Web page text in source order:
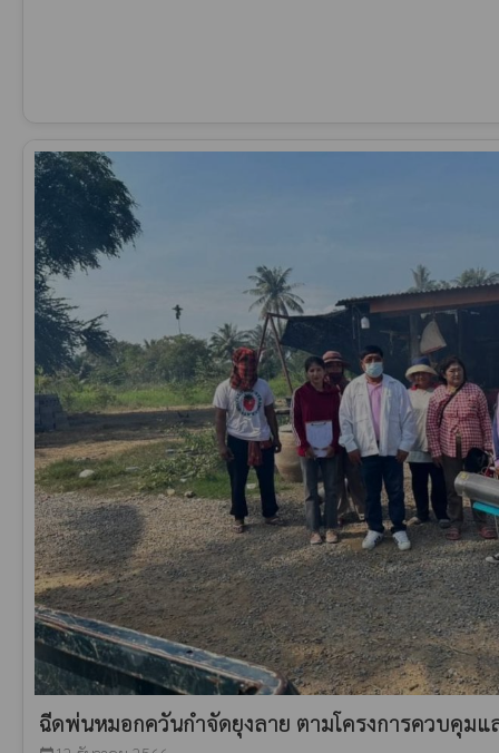
ฉีดพ่นหมอกควันกำจัดยุงลาย ตามโครงการควบคุมแ